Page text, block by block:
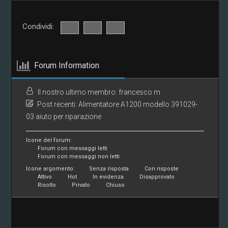
Condividi:
Forum Information
Il nostro ultimo membro: francesco m
Post recenti: Alimentatore A1200 modello 391029-
03 aiuto per riparazione
Icone del forum:
Forum con messaggi letti
Forum con messaggi non letti
Icone argomento:
Senza risposta
Con risposte
Attivo
Hot In evidenza
Disapprovato
Risolto
Privato Chiuso